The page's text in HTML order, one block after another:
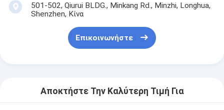
501-502, Qiurui BLDG., Minkang Rd., Minzhi, Longhua,
Shenzhen, Κίνα
Επικοινωνήστε
Αποκτήστε Την Καλύτερη Τιμή Για